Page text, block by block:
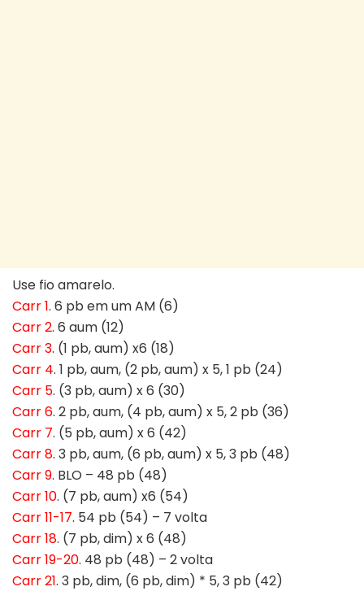
Use fio amarelo.
Carr 1. 6 pb em um AM (6)
Carr 2. 6 aum (12)
Carr 3. (1 pb, aum) x6 (18)
Carr 4. 1 pb, aum, (2 pb, aum) x 5, 1 pb (24)
Carr 5. (3 pb, aum) x 6 (30)
Carr 6. 2 pb, aum, (4 pb, aum) x 5, 2 pb (36)
Carr 7. (5 pb, aum) x 6 (42)
Carr 8. 3 pb, aum, (6 pb, aum) x 5, 3 pb (48)
Carr 9. BLO – 48 pb (48)
Carr 10. (7 pb, aum) x6 (54)
Carr 11-17. 54 pb (54) – 7 volta
Carr 18. (7 pb, dim) x 6 (48)
Carr 19-20. 48 pb (48) – 2 volta
Carr 21. 3 pb, dim, (6 pb, dim) * 5, 3 pb (42)